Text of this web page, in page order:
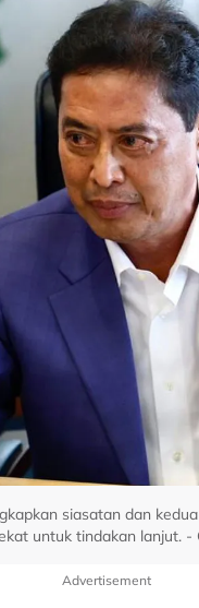
siasatan dan
untuk tindakan lanjut. -
Advertisement